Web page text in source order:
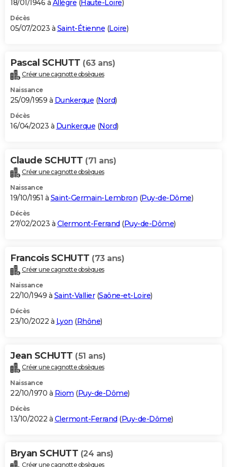
18/01/1946 à Allègre (Haute-Loire)
Décès
05/07/2023 à Saint-Étienne (Loire)
Pascal SCHUTT (63 ans)
Créer une cagnotte obsèques
Naissance
25/09/1959 à Dunkerque (Nord)
Décès
16/04/2023 à Dunkerque (Nord)
Claude SCHUTT (71 ans)
Créer une cagnotte obsèques
Naissance
19/10/1951 à Saint-Germain-Lembron (Puy-de-Dôme)
Décès
27/02/2023 à Clermont-Ferrand (Puy-de-Dôme)
Francois SCHUTT (73 ans)
Créer une cagnotte obsèques
Naissance
22/10/1949 à Saint-Vallier(Saône-et-Loire)
Décès
23/10/2022 à Lyon (Rhône)
Jean SCHUTT (51 ans)
Créer une cagnotte obsèques
Naissance
22/10/1970 à Riom (Puy-de-Dôme)
Décès
13/10/2022 à Clermont-Ferrand (Puy-de-Dôme)
Bryan SCHUTT (24 ans)
Créer une cagnotte obsèques